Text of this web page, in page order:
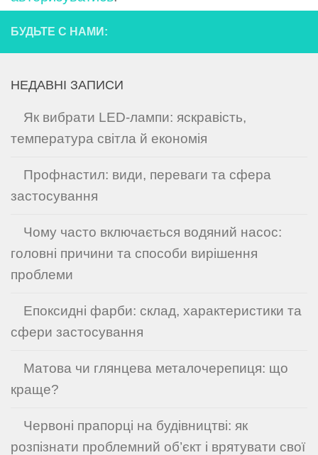
БУДЬТЕ С НАМИ:
НЕДАВНІ ЗАПИСИ
Як вибрати LED-лампи: яскравість,
температура світла й економія
Профнастил: види, переваги та сфера
застосування
Чому часто включається водяний насос:
головні причини та способи вирішення
проблеми
Епоксидні фарби: склад, характеристики та
сфери застосування
Матова чи глянцева металочерепиця: що
краще?
Червоні прапорці на будівництві: як
розпізнати проблемний об’єкт і врятувати свої